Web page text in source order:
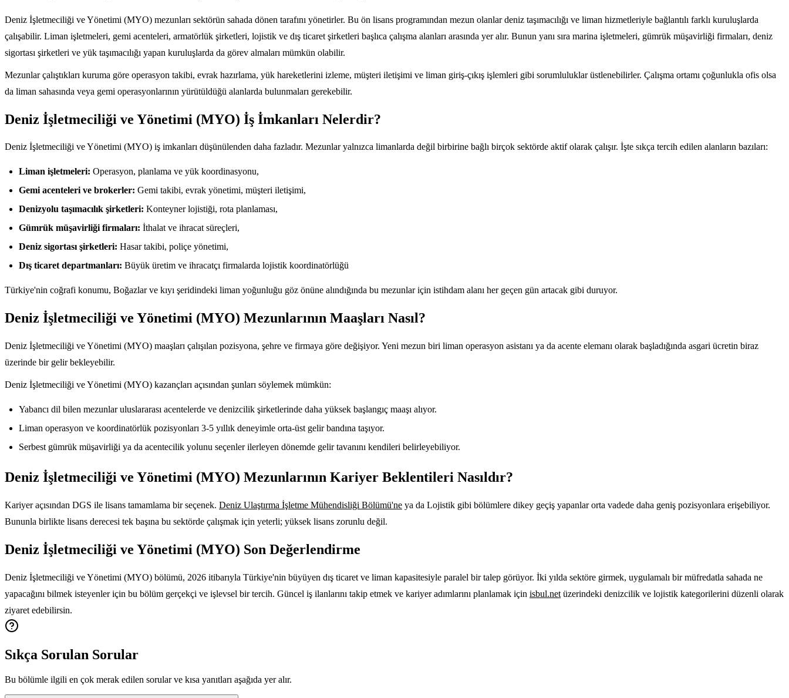
Deniz İşletmeciliği ve Yönetimi (MYO) mezunları sektörün sahada dönen tarafını yönetirler. Bu ön lisans programından mezun olanlar deniz taşımacılığı ve liman hizmetleriyle bağlantılı farklı kuruluşlarda
çalışabilir. Liman işletmeleri, gemi acenteleri, armatörlük şirketleri, lojistik ve dış ticaret şirketleri başlıca çalışma alanları arasında yer alır. Bunun yanı sıra marina işletmeleri, gümrük müşavirliği firmaları, deniz
sigortası şirketleri ve yük taşımacılığı yapan kuruluşlarda da görev almaları mümkün olabilir.
Mezunlar çalıştıkları kuruma göre operasyon takibi, evrak hazırlama, yük hareketlerini izleme, müşteri iletişimi ve liman giriş-çıkış işlemleri gibi sorumluluklar üstlenebilirler. Çalışma ortamı çoğunlukla ofis olsa
da liman sahasında veya gemi operasyonlarının yürütüldüğü alanlarda bulunmaları gerekebilir.
Deniz İşletmeciliği ve Yönetimi (MYO) İş İmkanları Nelerdir?
Deniz İşletmeciliği ve Yönetimi (MYO) iş imkanları düşünülenden daha fazladır. Mezunlar yalnızca limanlarda değil birbirine bağlı birçok sektörde aktif olarak çalışır. İşte sıkça tercih edilen alanların bazıları:
Liman işletmeleri: Operasyon, planlama ve yük koordinasyonu,
Gemi acenteleri ve brokerler: Gemi takibi, evrak yönetimi, müşteri iletişimi,
Denizyolu taşımacılık şirketleri: Konteyner lojistiği, rota planlaması,
Gümrük müşavirliği firmaları: İthalat ve ihracat süreçleri,
Deniz sigortası şirketleri: Hasar takibi, poliçe yönetimi,
Dış ticaret departmanları: Büyük üretim ve ihracatçı firmalarda lojistik koordinatörlüğü
Türkiye'nin coğrafi konumu, Boğazlar ve kıyı şeridindeki liman yoğunluğu göz önüne alındığında bu mezunlar için istihdam alanı her geçen gün artacak gibi duruyor.
Deniz İşletmeciliği ve Yönetimi (MYO) Mezunlarının Maaşları Nasıl?
Deniz İşletmeciliği ve Yönetimi (MYO) maaşları çalışılan pozisyona, şehre ve firmaya göre değişiyor. Yeni mezun biri liman operasyon asistanı ya da acente elemanı olarak başladığında asgari ücretin biraz
üzerinde bir gelir bekleyebilir.
Deniz İşletmeciliği ve Yönetimi (MYO) kazançları açısından şunları söylemek mümkün:
Yabancı dil bilen mezunlar uluslararası acentelerde ve denizcilik şirketlerinde daha yüksek başlangıç maaşı alıyor.
Liman operasyon ve koordinatörlük pozisyonları 3-5 yıllık deneyimle orta-üst gelir bandına taşıyor.
Serbest gümrük müşavirliği ya da acentecilik yolunu seçenler ilerleyen dönemde gelir tavanını kendileri belirleyebiliyor.
Deniz İşletmeciliği ve Yönetimi (MYO) Mezunlarının Kariyer Beklentileri Nasıldır?
Kariyer açısından DGS ile lisans tamamlama bir seçenek. Deniz Ulaştırma İşletme Mühendisliği Bölümü'ne ya da Lojistik gibi bölümlere dikey geçiş yapanlar orta vadede daha geniş pozisyonlara erişebiliyor.
Bununla birlikte lisans derecesi tek başına bu sektörde çalışmak için yeterli; yüksek lisans zorunlu değil.
Deniz İşletmeciliği ve Yönetimi (MYO) Son Değerlendirme
Deniz İşletmeciliği ve Yönetimi (MYO) bölümü, 2026 itibarıyla Türkiye'nin büyüyen dış ticaret ve liman kapasitesiyle paralel bir talep görüyor. İki yılda sektöre girmek, uygulamalı bir müfredatla sahada ne
yapacağını bilmek isteyenler için bu bölüm gerçekçi ve işlevsel bir tercih. Güncel iş ilanlarını takip etmek ve kariyer adımlarını planlamak için isbul.net üzerindeki denizcilik ve lojistik kategorilerini düzenli olarak
ziyaret edebilirsin.
Sıkça Sorulan Sorular
Bu bölümle ilgili en çok merak edilen sorular ve kısa yanıtları aşağıda yer alır.